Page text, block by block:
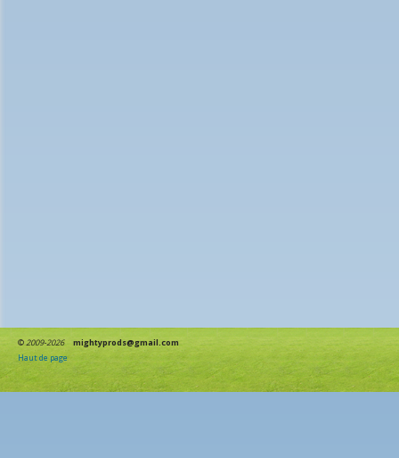
©2009-2026
mightyprods@gmail.com
Haut de page